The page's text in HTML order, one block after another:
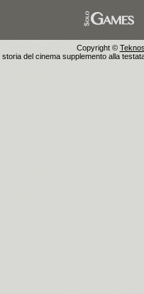
Copyright ©
del cinema supplemento alla